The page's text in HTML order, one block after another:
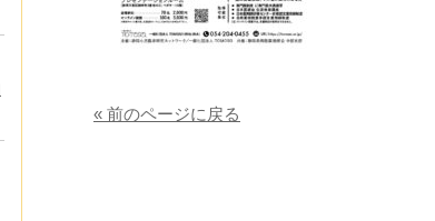
« 前のページに戻る